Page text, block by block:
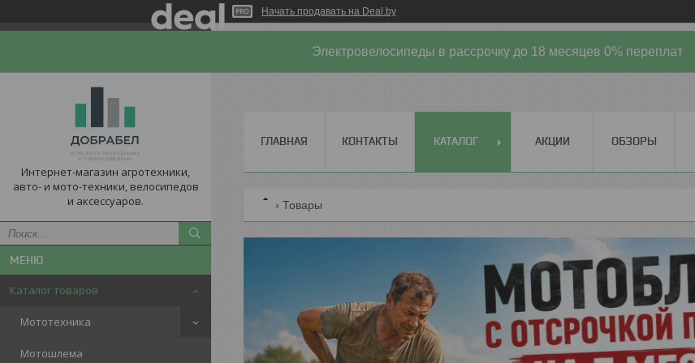
Начать продавать на Deal.by
Электровелосипеды в рассрочку до 18 месяцев 0% переплат
Интернет-магазин агротехники,
авто- и мото-техники, велосипедов
и аксессуаров.
Каталог товаров
Мототехника
Мотошлема
ГЛАВНАЯ КОНТАКТЫ КАТАЛОГ АКЦИИ ОБЗОРЫ
Товары